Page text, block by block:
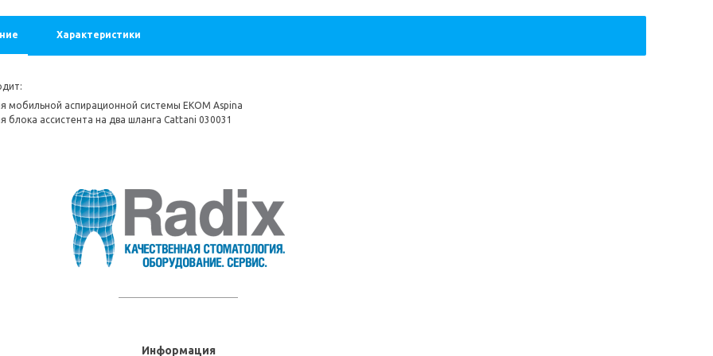
Характеристики
мобильной аспирационной системы EKOM Aspina
блока ассистента на два шланга Cattani 030031
Информация